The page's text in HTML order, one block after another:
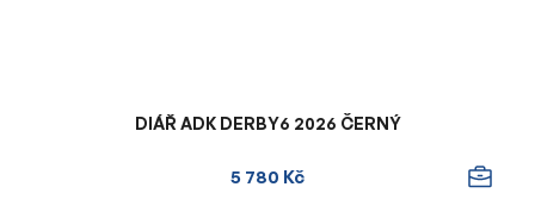
DIÁŘ ADK DERBY6 2026 ČERNÝ
5 780 Kč